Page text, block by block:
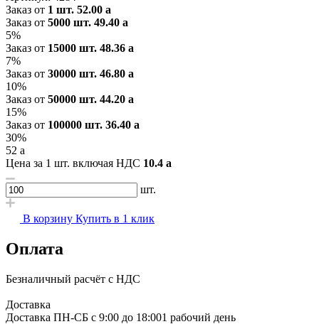
Заказ от 1 шт. 52.00 a
Заказ от 5000 шт. 49.40 a
5%
Заказ от 15000 шт. 48.36 a
7%
Заказ от 30000 шт. 46.80 a
10%
Заказ от 50000 шт. 44.20 a
15%
Заказ от 100000 шт. 36.40 a
30%
52 a
Цена за 1 шт. включая НДС 10.4 a
шт.
В корзину Купить в 1 клик
Оплата
Безналичный расчёт с НДС
Доставка
Доставка ПН-СБ с 9:00 до 18:001 рабочий день